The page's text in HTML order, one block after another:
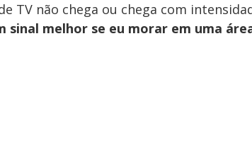
TV não chega ou chega com
sinal melhor se eu morar em uma